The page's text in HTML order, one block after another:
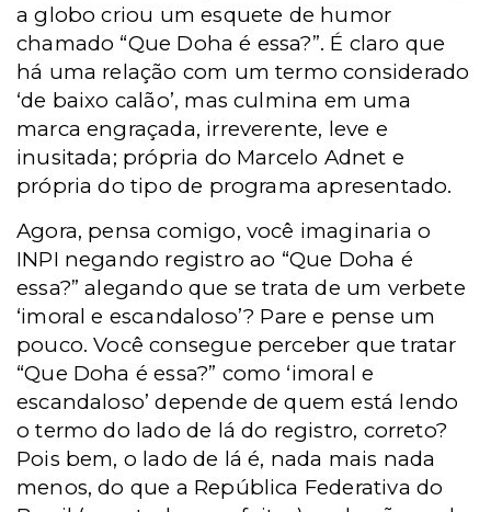
a globo criou um esquete de humor
chamado “Que Doha é essa?”. É claro que
há uma relação com um termo considerado
‘de baixo calão’, mas culmina em uma
marca engraçada, irreverente, leve e
inusitada; própria do Marcelo Adnet e
própria do tipo de programa apresentado.
Agora, pensa comigo, você imaginaria o
INPI negando registro ao “Que Doha é
essa?” alegando que se trata de um verbete
‘imoral e escandaloso’? Pare e pense um
pouco. Você consegue perceber que tratar
“Que Doha é essa?” como ‘imoral e
escandaloso’ depende de quem está lendo
o termo do lado de lá do registro, correto?
Pois bem, o lado de lá é, nada mais nada
menos, do que a República Federativa do